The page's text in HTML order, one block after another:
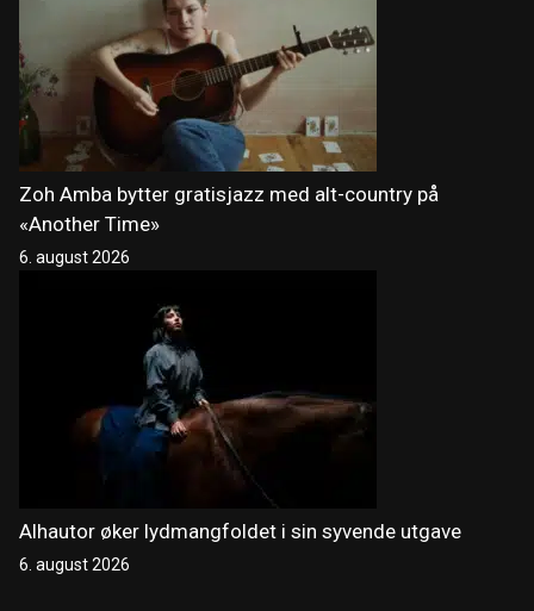
Zoh Amba bytter gratisjazz med alt-country på
«Another Time»
6. august 2026
Alhautor øker lydmangfoldet i sin syvende utgave
6. august 2026